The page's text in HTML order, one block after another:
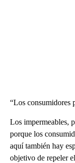
“Los consumidores
Los impermeables,
porque los
aquí también hay
objetivo de repeler